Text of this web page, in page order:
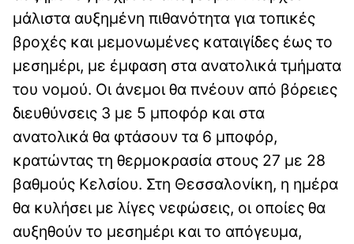
μάλιστα αυξημένη πιθανότητα για τοπικές
βροχές και μεμονωμένες καταιγίδες έως το
μεσημέρι, με έμφαση στα ανατολικά τμήματα
του νομού. Οι άνεμοι θα πνέουν από βόρειες
διευθύνσεις 3 με 5 μποφόρ και στα
ανατολικά θα φτάσουν τα 6 μποφόρ,
κρατώντας τη θερμοκρασία στους 27 με 28
βαθμούς Κελσίου. Στη Θεσσαλονίκη, η ημέρα
θα κυλήσει με λίγες νεφώσεις, οι οποίες θα
αυξηθούν το μεσημέρι και το απόγευμα,